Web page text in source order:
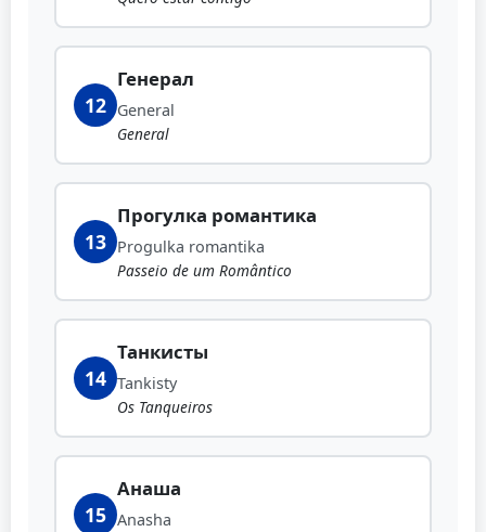
12
Генерал
General
General
13
Прогулка романтика
Progulka romantika
Passeio de um Romântico
14
Танкисты
Tankisty
Os Tanqueiros
15
Анаша
Anasha